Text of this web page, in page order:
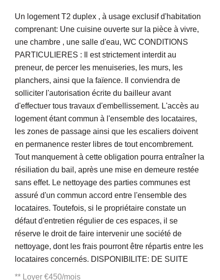
Un logement T2 duplex , à usage exclusif d'habitation
comprenant: Une cuisine ouverte sur la pièce à vivre,
une chambre , une salle d'eau, WC CONDITIONS
PARTICULIERES : Il est strictement interdit au
preneur, de percer les menuiseries, les murs, les
planchers, ainsi que la faïence. Il conviendra de
solliciter l'autorisation écrite du bailleur avant
d'effectuer tous travaux d'embellissement. L'accès au
logement étant commun à l'ensemble des locataires,
les zones de passage ainsi que les escaliers doivent
en permanence rester libres de tout encombrement.
Tout manquement à cette obligation pourra entraîner la
résiliation du bail, après une mise en demeure restée
sans effet. Le nettoyage des parties communes est
assuré d'un commun accord entre l'ensemble des
locataires. Toutefois, si le propriétaire constate un
défaut d'entretien régulier de ces espaces, il se
réserve le droit de faire intervenir une société de
nettoyage, dont les frais pourront être répartis entre les
locataires concernés. DISPONIBILITE: DE SUITE
** Loyer €450/mois